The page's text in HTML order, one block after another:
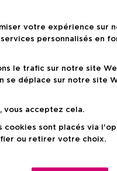
votre expérience sur
personnalisés en
le trafic sur notre site
se déplace sur notre site
vous acceptez cela.
cookies sont placés via
ou retirer votre choix.